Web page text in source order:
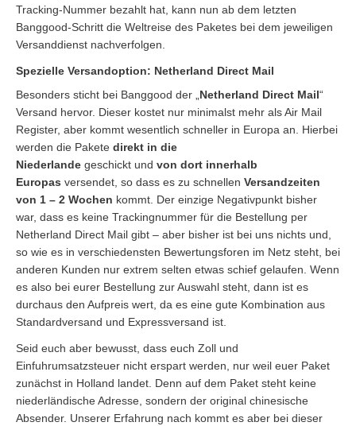
Tracking-Nummer bezahlt hat, kann nun ab dem letzten
Banggood-Schritt die Weltreise des Paketes bei dem jeweiligen
Versanddienst nachverfolgen.
Spezielle Versandoption: Netherland Direct Mail
Besonders sticht bei Banggood der „ Netherland Direct Mail“
Versand hervor. Dieser kostet nur minimalst mehr als Air Mail
Register, aber kommt wesentlich schneller in Europa an. Hierbei
werden die Pakete direkt in die
Niederlande geschickt und von dort innerhalb
Europas versendet, so dass es zu schnellen Versandzeiten
von 1 – 2 Wochen kommt. Der einzige Negativpunkt bisher
war, dass es keine Trackingnummer für die Bestellung per
Netherland Direct Mail gibt – aber bisher ist bei uns nichts und,
so wie es in verschiedensten Bewertungsforen im Netz steht, bei
anderen Kunden nur extrem selten etwas schief gelaufen. Wenn
es also bei eurer Bestellung zur Auswahl steht, dann ist es
durchaus den Aufpreis wert, da es eine gute Kombination aus
Standardversand und Expressversand ist.
Seid euch aber bewusst, dass euch Zoll und
Einfuhrumsatzsteuer nicht erspart werden, nur weil euer Paket
zunächst in Holland landet. Denn auf dem Paket steht keine
niederländische Adresse, sondern der original chinesische
Absender. Unserer Erfahrung nach kommt es aber bei dieser